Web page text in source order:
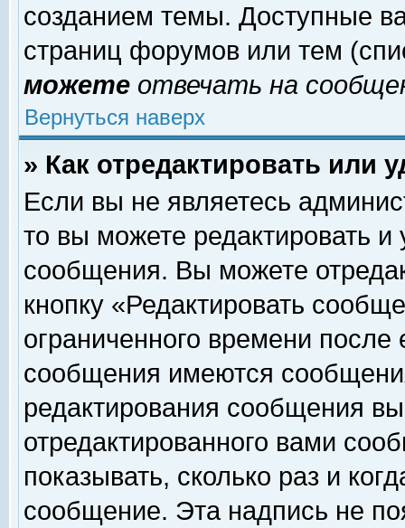
созданием темы. Доступные
страниц форумов или тем
можете отвечать на
Вернуться наверх
» Как отредактировать или
Если вы не являетесь
то вы можете редактировать и
сообщения. Вы можете
кнопку «Редактировать
ограниченного времени
сообщения имеются
редактирования сообщения
отредактированного вами
показывать, сколько раз и
сообщение. Эта надпись не